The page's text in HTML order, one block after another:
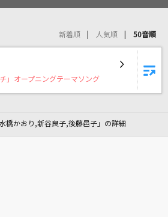
ムで歌われている曲の一覧
で
新着順 人気順 50音順
」オープニングテーマソング
橋かおり,新谷良子,後藤邑子」の詳細